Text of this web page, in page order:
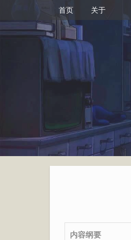
首页 关于
内容纲要